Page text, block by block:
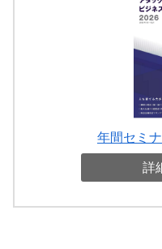
年間セミ
詳